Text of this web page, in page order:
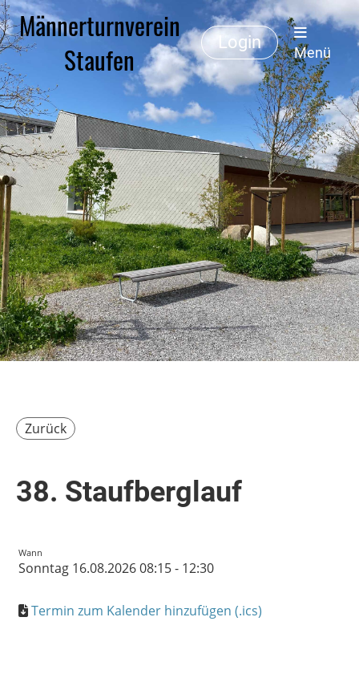
Männerturnverein
Staufen
Login
Menü
Zurück
38. Staufberglauf
Wann
Sonntag 16.08.2026 08:15 - 12:30
Termin zum Kalender hinzufügen (.ics)